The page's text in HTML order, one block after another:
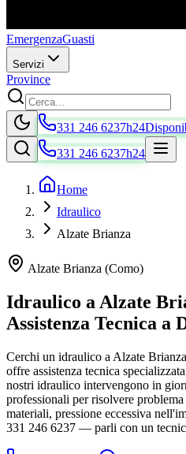
EmergenzaGuasti
Servizi
Province
331 246 6237h24
331 246 6237h24
Home
Idraulico
Alzate Brianza
Alzate Brianza (Como)
Idraulico a Alzate
Assistenza Tecnica a
Cerchi un idraulico a Alzate
offre assistenza tecnica
nostri idraulico intervengono in
professionali per risolvere
materiali, pressione eccessiva
331 246 6237 — parli con un